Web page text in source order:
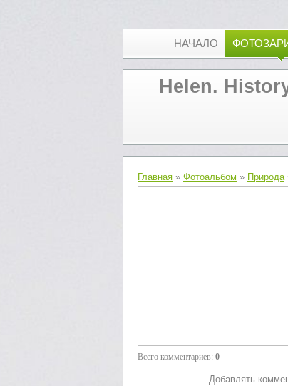
НАЧАЛО
Helen.
Главная » Фотоальбом » Природа
Всего комментариев: 0
Добавлять